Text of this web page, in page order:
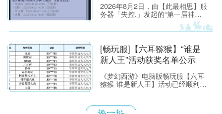
2026年8月2日，由【此最相思】服
务器「失控.」发起的“第一届神威
[畅玩服]【六耳猕猴】“谁是
新人王”活动获奖名单公示
《梦幻西游》电脑版畅玩服【六耳
猕猴-谁是新人王】活动已经顺利落
如下：https://xyq.